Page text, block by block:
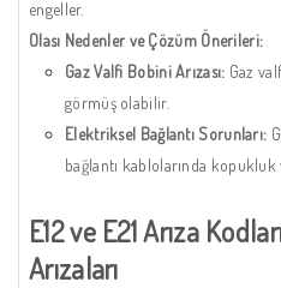
engeller.
Olası Nedenler ve Çözüm Önerileri:
Gaz Valfi Bobini Arızası: Gaz
görmüş olabilir.
Elektriksel Bağlantı Sorunları:
bağlantı kablolarında
E12 ve E21 Arıza
Arızaları